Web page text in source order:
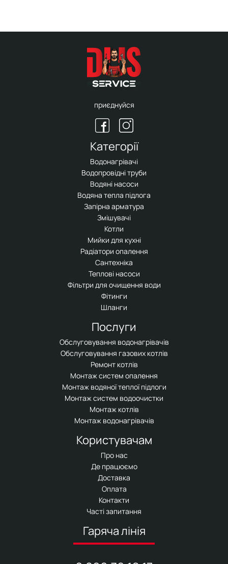
приєднуйся
Категорії
Водонагрівачі
Водопровідні труби
Водяні насоси
Водяна тепла підлога
Запірна арматура
Змішувачі
Котли
Мийки для кухні
Радіатори опалення
Сантехніка
Теплові насоси
Фільтри для очищення води
Фітинги
Шланги
Послуги
Обслуговування водонагрівачів
Обслуговування газових котлів
Ремонт котлів
Монтаж систем опалення
Монтаж водяної теплої підлоги
Монтаж систем водоочистки
Монтаж котлів
Монтаж водонагрівачів
Користувачам
Про нас
Де працюємо
Доставка
Оплата
Контакти
Часті запитання
Гаряча лінія